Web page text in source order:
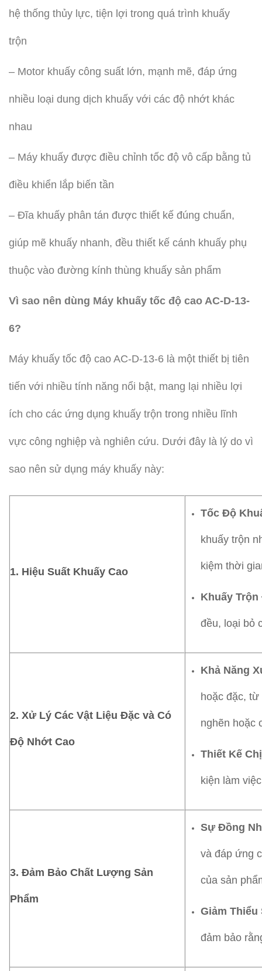
hệ thống thủy lực, tiện lợi trong quá trình khuấy
trộn
– Motor khuấy công suất lớn, mạnh mẽ, đáp ứng
nhiều loại dung dịch khuấy với các độ nhớt khác
nhau
– Máy khuấy được điều chỉnh tốc độ vô cấp bằng tủ
điều khiển lắp biến tần
– Đĩa khuấy phân tán được thiết kế đúng chuẩn,
giúp mẽ khuấy nhanh, đều thiết kế cánh khuấy phụ
thuộc vào đường kính thùng khuấy sản phẩm
Vì sao nên dùng Máy khuấy tốc độ cao AC-D-13-
6?
Máy khuấy tốc độ cao AC-D-13-6 là một thiết bị tiên
tiến với nhiều tính năng nổi bật, mang lại nhiều lợi
ích cho các ứng dụng khuấy trộn trong nhiều lĩnh
vực công nghiệp và nghiên cứu. Dưới đây là lý do vì
sao nên sử dụng máy khuấy này:
1. Hiệu Suất Khuấy Cao
Tốc Độ
khuấy trộn
kiệm thời
Khuấy
đều, loại bỏ
2. Xử Lý Các Vật Liệu Đặc và Có
Độ Nhớt Cao
Khả Năng
hoặc đặc, từ
nghẽn hoặc
Thiết Kế
kiện làm
3. Đảm Bảo Chất Lượng Sản
Phẩm
Sự Đồng
và đáp ứng
của sản
Giảm Thiểu
đảm bảo